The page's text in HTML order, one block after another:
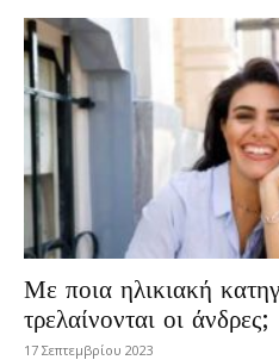
Με ποια ηλικιακή
τρελαίνονται οι άνδρες;
17 Σεπτεμβρίου 2023